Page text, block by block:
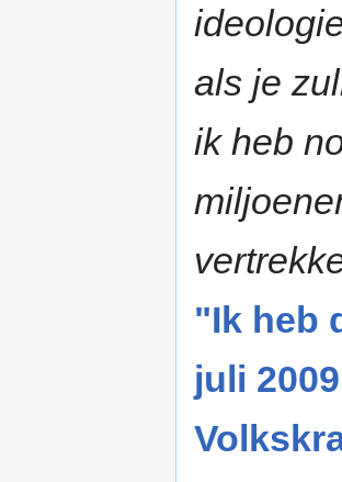
als je
ik heb
"Ik heb
juli